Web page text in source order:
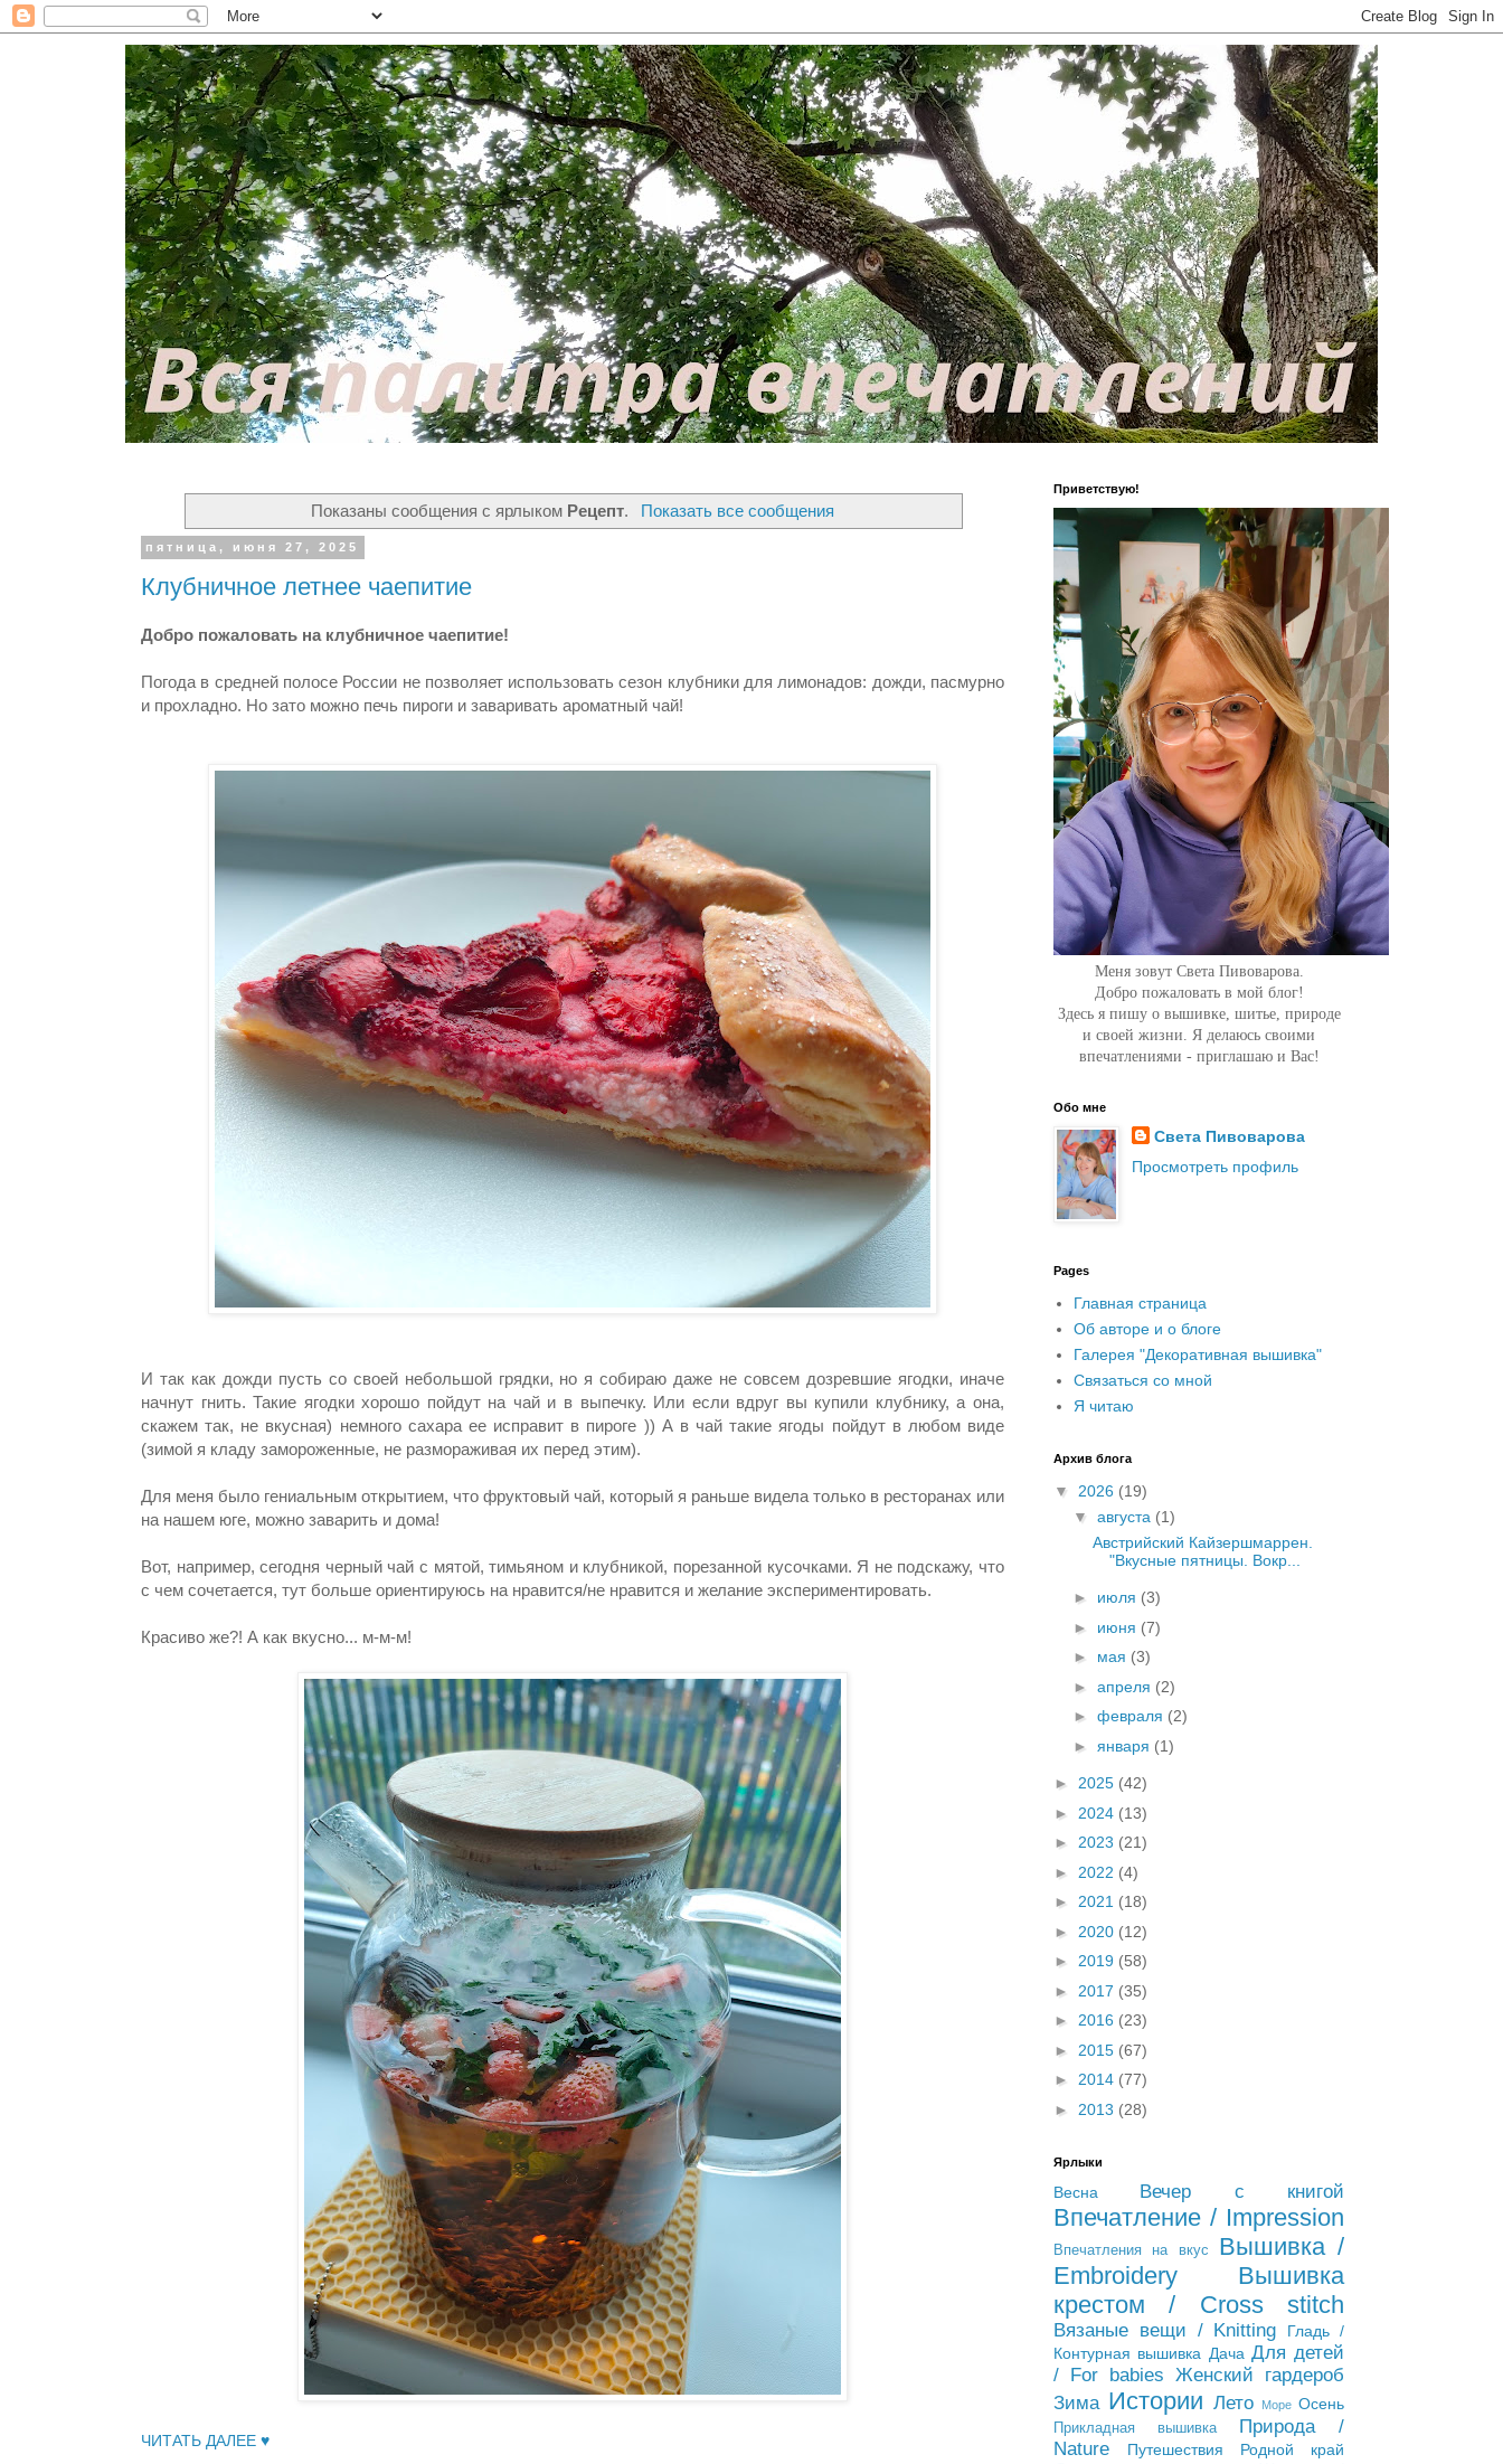
Показаны сообщения с ярлыком Рецепт. Показать все сообщения
пятница, июня 27, 2025
Клубничное летнее чаепитие
Добро пожаловать на клубничное чаепитие!
Погода в средней полосе России не позволяет использовать сезон клубники для лимонадов: дожди, пасмурно
и прохладно. Но зато можно печь пироги и заваривать ароматный чай!
И так как дожди пусть со своей небольшой грядки, но я собираю даже не совсем дозревшие ягодки, иначе
начнут гнить. Такие ягодки хорошо пойдут на чай и в выпечку. Или если вдруг вы купили клубнику, а она,
скажем так, не вкусная) немного сахара ее исправит в пироге )) А в чай такие ягоды пойдут в любом виде
(зимой я кладу замороженные, не размораживая их перед этим).
Для меня было гениальным открытием, что фруктовый чай, который я раньше видела только в ресторанах или
на нашем юге, можно заварить и дома!
Вот, например, сегодня черный чай с мятой, тимьяном и клубникой, порезанной кусочками. Я не подскажу, что
с чем сочетается, тут больше ориентируюсь на нравится/не нравится и желание экспериментировать.
Красиво же?! А как вкусно... м-м-м!
ЧИТАТЬ ДАЛЕЕ ♥
Приветствую!
Меня зовут Света Пивоварова.
Добро пожаловать в мой блог!
Здесь я пишу о вышивке, шитье, природе
и своей жизни. Я делаюсь своими
впечатлениями - приглашаю и Вас!
Обо мне
Света Пивоварова
Просмотреть профиль
Pages
Главная страница
Об авторе и о блоге
Галерея "Декоративная вышивка"
Связаться со мной
Я читаю
Архив блога
▼ 2026 (19)
▼ августа (1)
Австрийский Кайзершмаррен.
"Вкусные пятницы. Вокр...
► июля (3)
► июня (7)
► мая (3)
► апреля (2)
► февраля (2)
► января (1)
► 2025 (42)
► 2024 (13)
► 2023 (21)
► 2022 (4)
► 2021 (18)
► 2020 (12)
► 2019 (58)
► 2017 (35)
► 2016 (23)
► 2015 (67)
► 2014 (77)
► 2013 (28)
Ярлыки
Весна Вечер с книгой
Впечатление / Impression
Впечатления на вкус
Вышивка /
Embroidery
Вышивка
крестом / Cross stitch
Вязаные вещи / Knitting
Гладь /
Контурная вышивка Дача Для детей
/ For babies Женский гардероб
Зима Истории Лето Море Осень
Прикладная вышивка
Природа /
Nature
Путешествия Родной край